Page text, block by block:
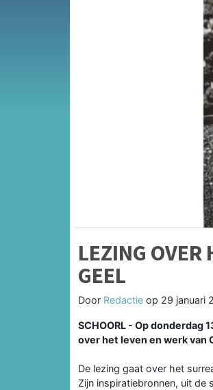
LEZING OVER
GEEL
Door Redactie op 29 januari
SCHOORL - Op donderdag
over het leven en werk van
De lezing gaat over het
Zijn inspiratiebronnen, uit de